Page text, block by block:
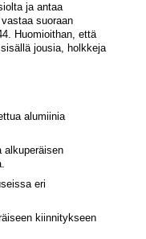
ja antaa
suoraan
Huomioithan, että
jousia, holkkeja
alumiinia
alkuperäisen
eri
kiinnitykseen